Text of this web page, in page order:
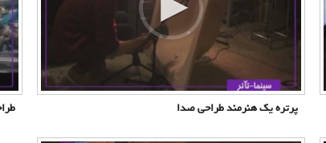
پرتره یک هنرمند طراحی صدا